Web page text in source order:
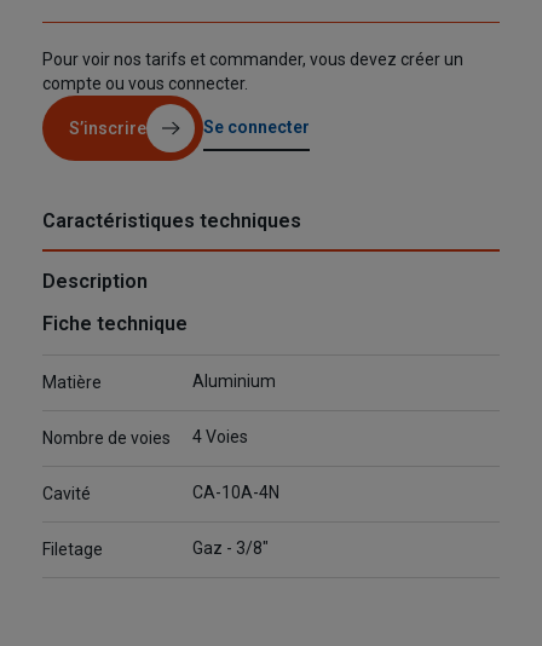
Pour voir nos tarifs et commander, vous devez créer un
compte ou vous connecter.
S’inscrire Se connecter
Caractéristiques techniques
Description
Fiche technique
Matière Aluminium
Nombre de voies 4 Voies
Cavité CA-10A-4N
Filetage Gaz - 3/8"